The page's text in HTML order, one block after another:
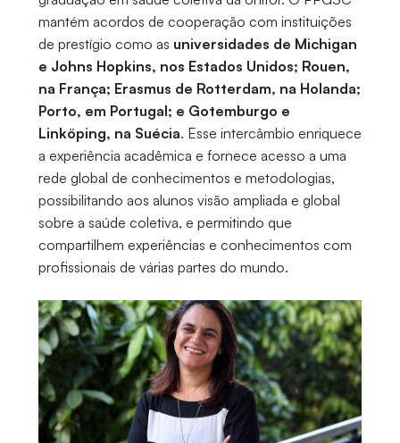
mantém acordos de cooperação com instituições
de prestígio como as universidades de Michigan
e Johns Hopkins, nos Estados Unidos; Rouen,
na França; Erasmus de Rotterdam, na Holanda;
Porto, em Portugal; e Gotemburgo e
Linköping, na Suécia. Esse intercâmbio enriquece
a experiência acadêmica e fornece acesso a uma
rede global de conhecimentos e metodologias,
possibilitando aos alunos visão ampliada e global
sobre a saúde coletiva, e permitindo que
compartilhem experiências e conhecimentos com
profissionais de várias partes do mundo.